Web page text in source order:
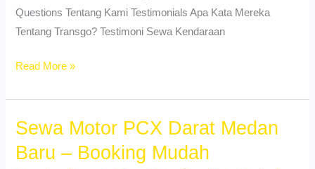
Questions Tentang Kami Testimonials Apa Kata Mereka
Tentang Transgo? Testimoni Sewa Kendaraan
Sewa
Banyak
Pilihan
Medan
Read More »
Sewa Motor PCX Darat Medan
Baru – Booking Mudah